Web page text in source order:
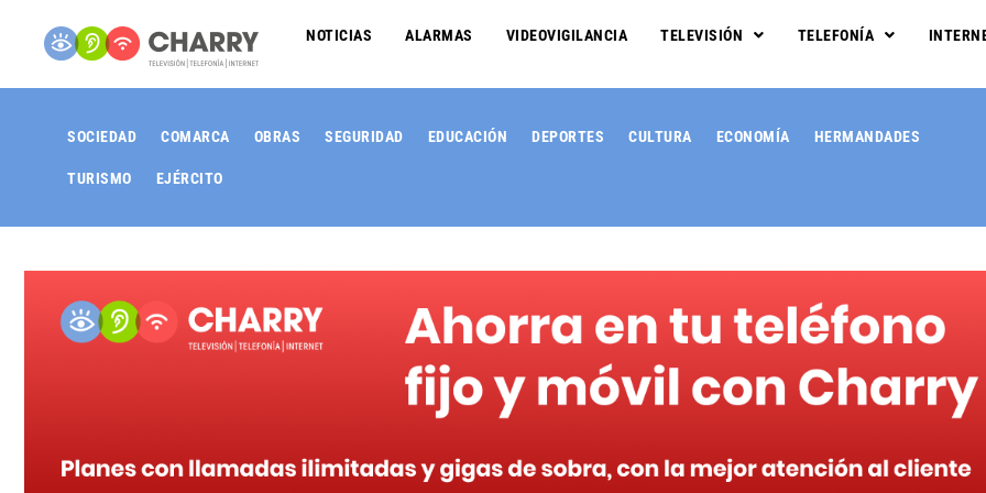
NOTICIAS ALARMAS VIDEOVIGILANCIA TELEVISIÓN TELEFONÍA
SOCIEDAD COMARCA OBRAS SEGURIDAD EDUCACIÓN DEPORTES CULTURA ECONOMÍA HERMANDADES
TURISMO EJÉRCITO